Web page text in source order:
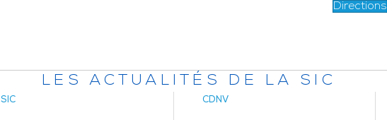
Directions
LES ACTUALITÉS DE LA SIC
SIC CDNV